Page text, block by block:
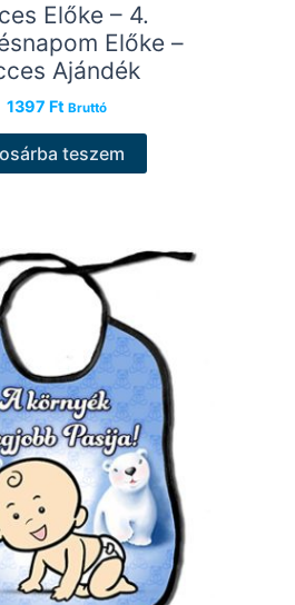
Előke – 4.
Előke –
Ajándék
1397 Ft Bruttó
teszem